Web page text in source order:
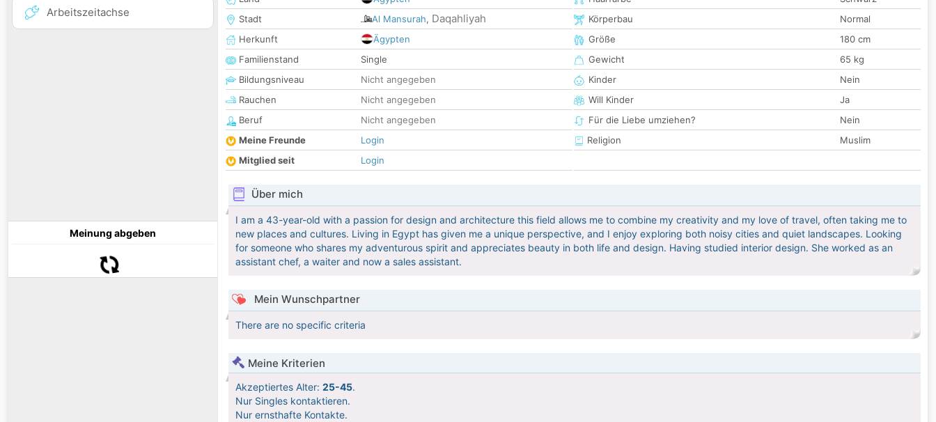
Arbeitszeitachse
Meinung abgeben
Stadt
Al Mansurah, Daqahliyah
Herkunft
Ägypten
Familienstand
Single
Bildungsniveau
Nicht angegeben
Rauchen
Nicht angegeben
Beruf
Nicht angegeben
Meine Freunde
Login
Mitglied seit
Login
Körperbau
Normal
Größe
180 cm
Gewicht
65 kg
Kinder
Nein
Will Kinder
Ja
Für die Liebe umziehen?
Nein
Religion
Muslim
Über mich
I am a 43-year-old with a passion for design and architecture this field allows me to combine my creativity and my love of travel, often taking me to
new places and cultures. Living in Egypt has given me a unique perspective, and I enjoy exploring both noisy cities and quiet landscapes. Looking
for someone who shares my adventurous spirit and appreciates beauty in both life and design. Having studied interior design. She worked as an
assistant chef, a waiter and now a sales assistant.
Mein Wunschpartner
There are no specific criteria
Meine Kriterien
Akzeptiertes Alter: 25-45.
Nur Singles kontaktieren.
Nur ernsthafte Kontakte.